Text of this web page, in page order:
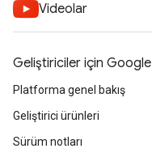
Videolar
Geliştiriciler için
Platforma genel bakış
Geliştirici ürünleri
Sürüm notları